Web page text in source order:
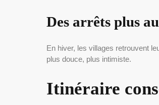
Des arrêts plus
En hiver, les villages retrouvent
plus douce, plus intimiste.
Itinéraire